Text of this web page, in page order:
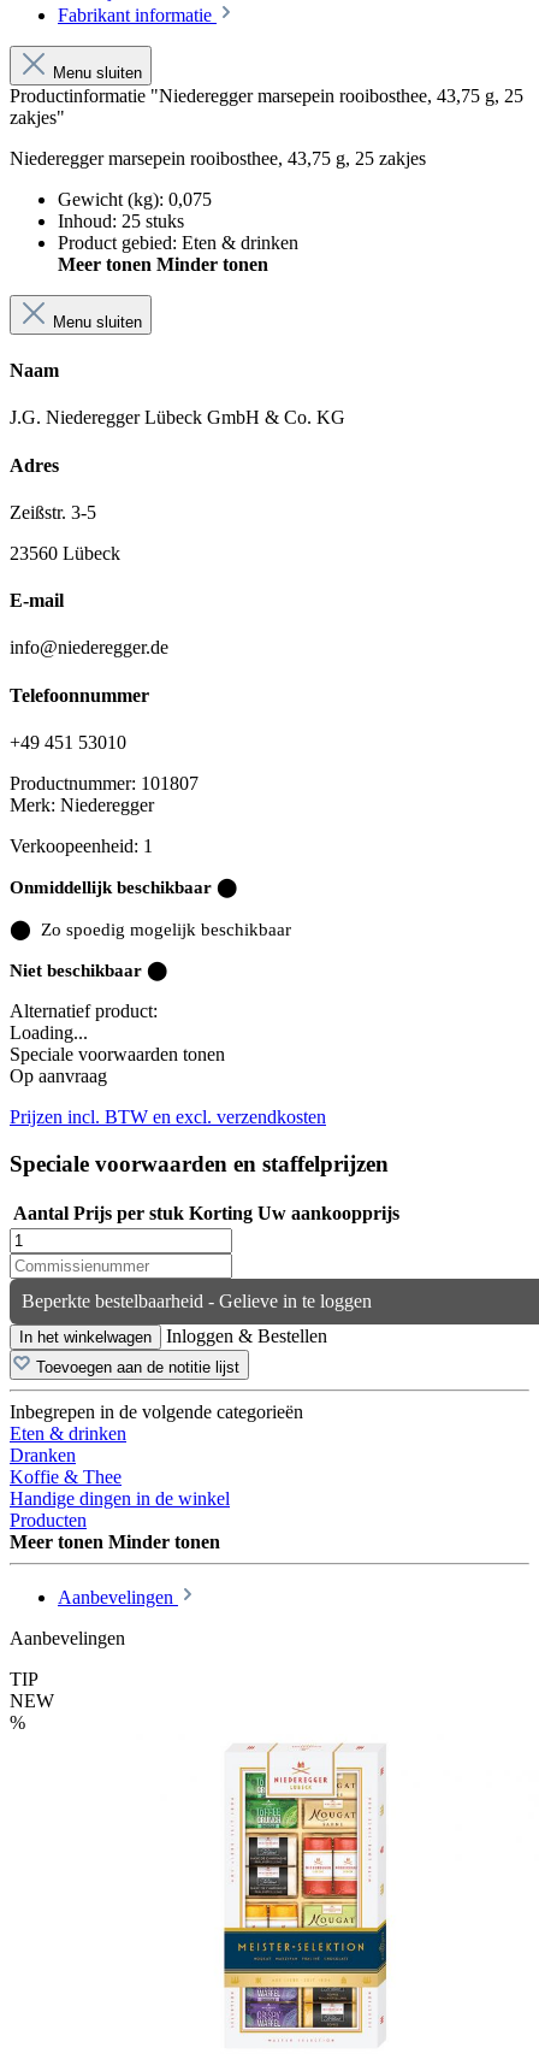
Fabrikant informatie
Menu sluiten
Productinformatie "Niederegger marsepein rooibosthee, 43,75 g, 25
zakjes"
Niederegger marsepein rooibosthee, 43,75 g, 25 zakjes
Gewicht (kg): 0,075
Inhoud: 25 stuks
Product gebied: Eten & drinken
Meer tonen Minder tonen
Menu sluiten
Naam
J.G. Niederegger Lübeck GmbH & Co. KG
Adres
Zeißstr. 3-5
23560 Lübeck
E-mail
info@niederegger.de
Telefoonnummer
+49 451 53010
Productnummer: 101807
Merk: Niederegger
Verkoopeenheid: 1
Onmiddellijk beschikbaar ⬤
⬤ Zo spoedig mogelijk beschikbaar
Niet beschikbaar ⬤
Alternatief product:
Loading...
Speciale voorwaarden tonen
Op aanvraag
Prijzen incl. BTW en excl. verzendkosten
Speciale voorwaarden en staffelprijzen
Aantal Prijs per stuk Korting Uw aankoopprijs
Beperkte bestelbaarheid - Gelieve in te loggen
In het winkelwagen Inloggen & Bestellen
Toevoegen aan de notitie lijst
Inbegrepen in de volgende categorieën
Eten & drinken
Dranken
Koffie & Thee
Handige dingen in de winkel
Producten
Meer tonen Minder tonen
Aanbevelingen
Aanbevelingen
TIP
NEW
%